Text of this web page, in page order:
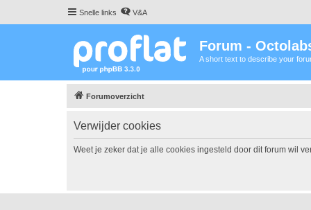
Snelle links V&A
Forum -
A short text to describe your
Forumoverzicht
Verwijder cookies
Weet je zeker dat je alle cookies ingesteld door dit forum wil